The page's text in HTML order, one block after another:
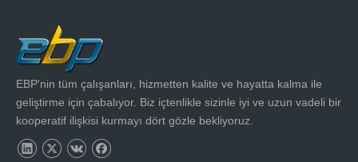
EBP'nin tüm çalışanları, hizmetten kalite ve hayatta kalma ile
geliştirme için çabalıyor. Biz içtenlikle sizinle iyi ve uzun vadeli bir
kooperatif ilişkisi kurmayı dört gözle bekliyoruz.